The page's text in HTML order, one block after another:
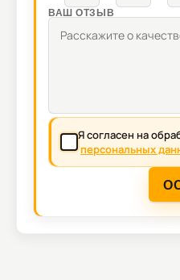
ВАШ ОТЗЫВ
Я согласен на
персональных